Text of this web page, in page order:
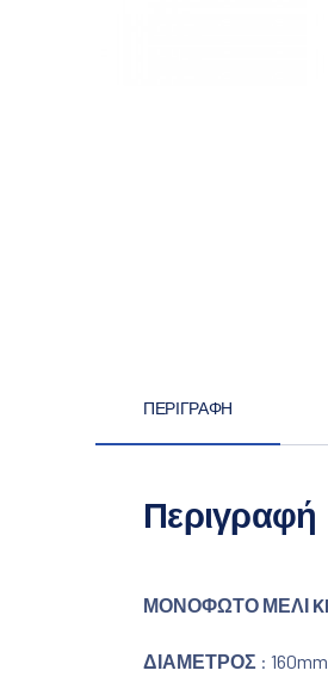
ΠΕΡΙΓΡΑΦΉ
Περιγραφή
ΜΟΝΟΦΩΤΟ ΜΕΛΙ
ΔΙΑΜΕΤΡΟΣ : 160mm